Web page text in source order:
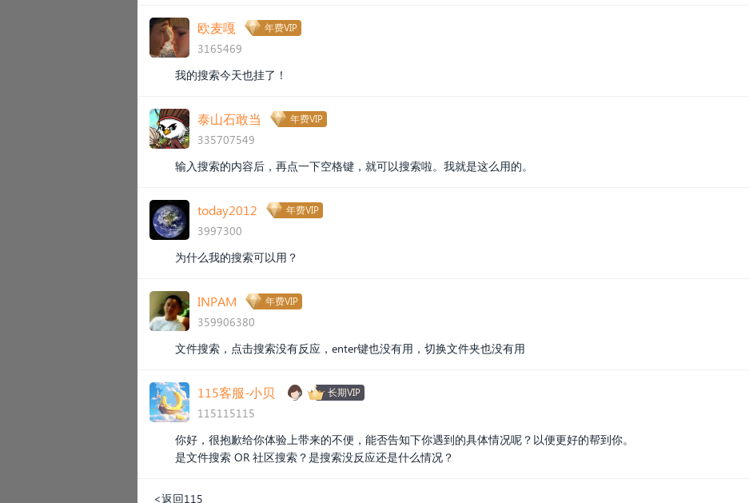
欧麦嘎 年费VIP
3165469
我的搜索今天也挂了！
泰山石敢当 年费VIP
335707549
输入搜索的内容后，再点一下空格键，就可以搜索啦。我就是这么用的。
today2012 年费VIP
3997300
为什么我的搜索可以用？
INPAM 年费VIP
359906380
文件搜索，点击搜索没有反应，enter键也没有用，切换文件夹也没有用
115客服-小贝 长期VIP
115115115
你好，很抱歉给你体验上带来的不便，能否告知下你遇到的具体情况呢？以便更好的帮到你。
是文件搜索 OR 社区搜索？是搜索没反应还是什么情况？
<返回115